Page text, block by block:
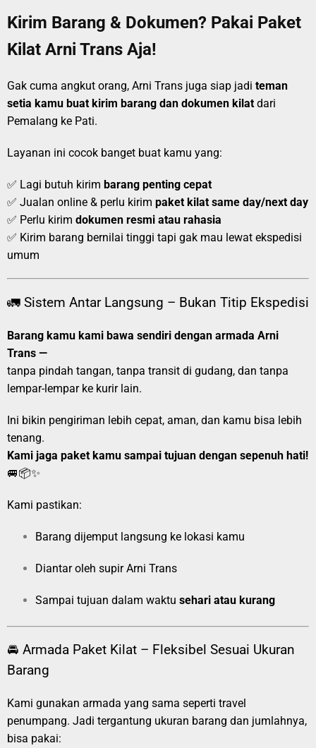
Kirim Barang & Dokumen? Pakai Paket
Kilat Arni Trans Aja!
Gak cuma angkut orang, Arni Trans juga siap jadi teman
setia kamu buat kirim barang dan dokumen kilat dari
Pemalang ke Pati.
Layanan ini cocok banget buat kamu yang:
✅ Lagi butuh kirim barang penting cepat
✅ Jualan online & perlu kirim paket kilat same day/next day
✅ Perlu kirim dokumen resmi atau rahasia
✅ Kirim barang bernilai tinggi tapi gak mau lewat ekspedisi
umum
🚛 Sistem Antar Langsung – Bukan Titip Ekspedisi
Barang kamu kami bawa sendiri dengan armada Arni
Trans —
tanpa pindah tangan, tanpa transit di gudang, dan tanpa
lempar-lempar ke kurir lain.
Ini bikin pengiriman lebih cepat, aman, dan kamu bisa lebih
tenang.
Kami jaga paket kamu sampai tujuan dengan sepenuh hati!
🚐📦✨
Kami pastikan:
Barang dijemput langsung ke lokasi kamu
Diantar oleh supir Arni Trans
Sampai tujuan dalam waktu sehari atau kurang
🚘 Armada Paket Kilat – Fleksibel Sesuai Ukuran
Barang
Kami gunakan armada yang sama seperti travel
penumpang. Jadi tergantung ukuran barang dan jumlahnya,
bisa pakai: